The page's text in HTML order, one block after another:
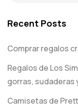
Recent Posts
Comprar regalos
Regalos de Los
gorras, sudaderas
Camisetas de